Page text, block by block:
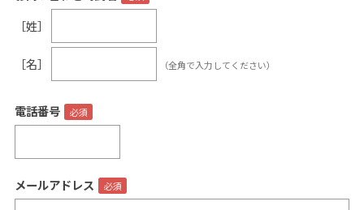
0120-12-2486
【営業時間】8:30～17:30
休業日：日曜・祝日／土曜は不定休
お問い合わせフォームはこちら
［姓］
［名］ （全角で入力してください）
電話番号
メールアドレス